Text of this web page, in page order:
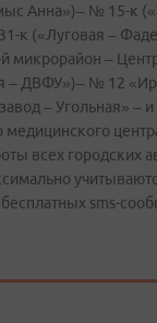
Анна»)– № 15-к
к («Луговая –
микрорайон –
– ДВФУ»)– № 12
– Угольная» –
всех городских
sms-